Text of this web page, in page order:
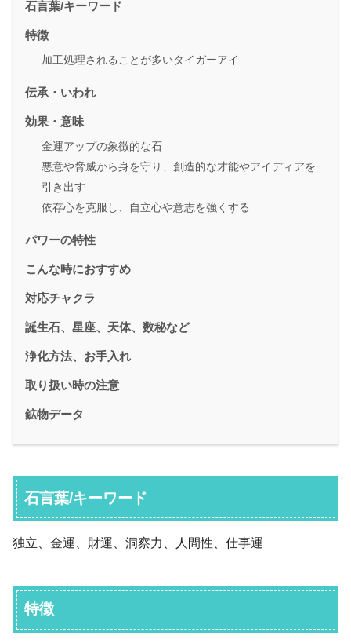
石言葉/キーワード
特徴
加工処理されることが多いタイガーアイ
伝承・いわれ
効果・意味
金運アップの象徴的な石
悪意や脅威から身を守り、創造的な才能やアイディアを
引き出す
依存心を克服し、自立心や意志を強くする
パワーの特性
こんな時におすすめ
対応チャクラ
誕生石、星座、天体、数秘など
浄化方法、お手入れ
取り扱い時の注意
鉱物データ
石言葉/キーワード
独立、金運、財運、洞察力、人間性、仕事運
特徴